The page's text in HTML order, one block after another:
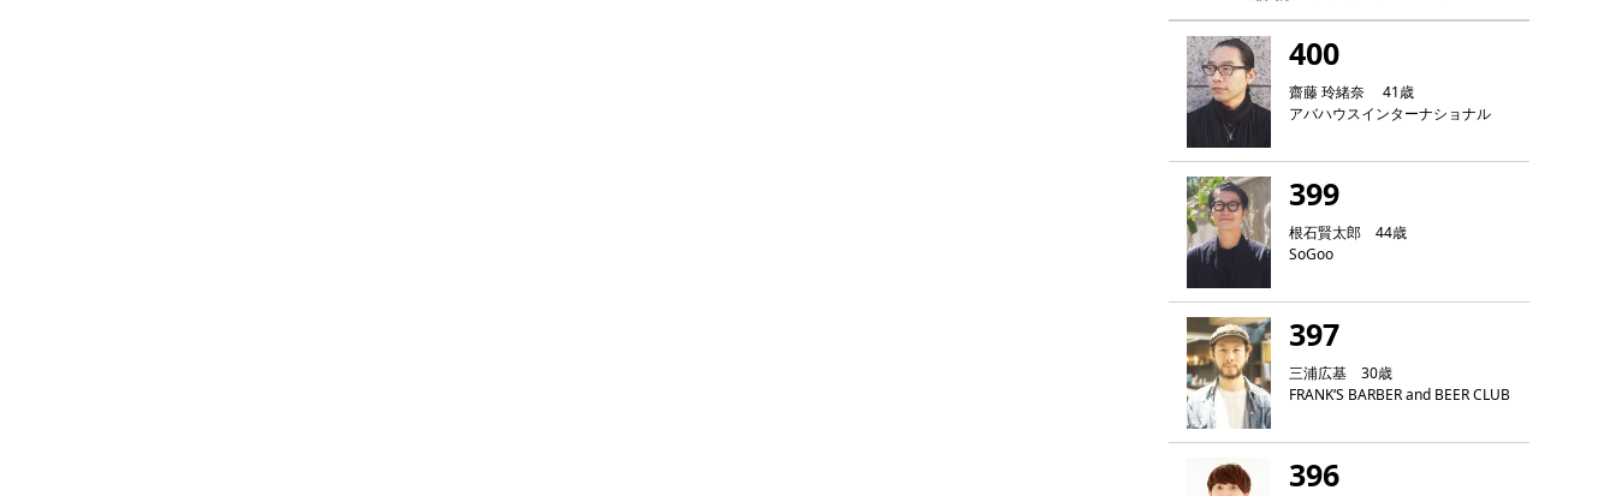
400
齋藤 玲緒奈 41歳
アバハウスインターナショナル
399
根石賢太郎 44歳
SoGoo
397
三浦広基 30歳
FRANK‘S BARBER and BEER CLUB
396